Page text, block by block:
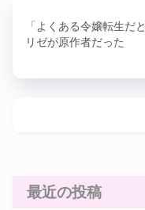
「よくある令嬢転生だ
リゼが原作者だった
最近の投稿